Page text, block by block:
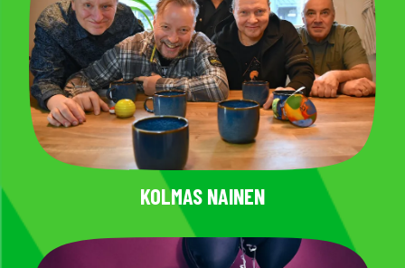
KOLMAS NAINEN